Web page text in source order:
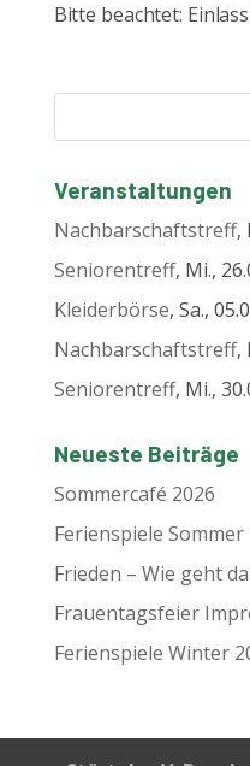
Bitte beachtet:
Veranstaltungen
Nachbarschaftstreff,
Seniorentreff, Mi.,
Kleiderbörse, Sa.,
Nachbarschaftstreff,
Seniorentreff, Mi.,
Neueste Beiträge
Sommercafé 2026
Ferienspiele Sommer
Frieden – Wie geht
Frauentagsfeier
Ferienspiele Winter